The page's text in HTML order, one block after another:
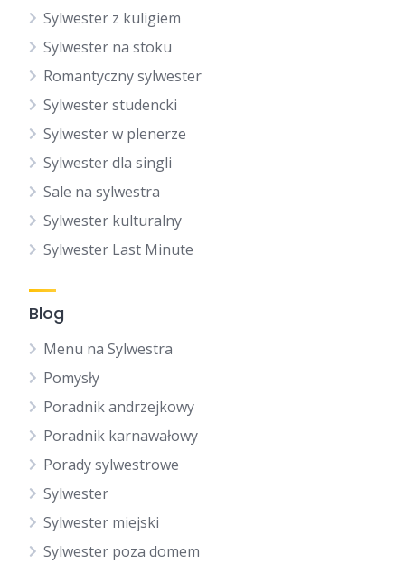
Sylwester z kuligiem
Sylwester na stoku
Romantyczny sylwester
Sylwester studencki
Sylwester w plenerze
Sylwester dla singli
Sale na sylwestra
Sylwester kulturalny
Sylwester Last Minute
Blog
Menu na Sylwestra
Pomysły
Poradnik andrzejkowy
Poradnik karnawałowy
Porady sylwestrowe
Sylwester
Sylwester miejski
Sylwester poza domem